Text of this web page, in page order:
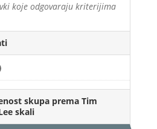
koje odgovaraju kriterijima
skupa prema Tim
skali